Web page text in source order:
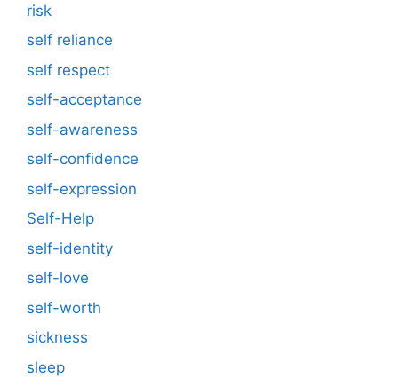
risk
self reliance
self respect
self-acceptance
self-awareness
self-confidence
self-expression
Self-Help
self-identity
self-love
self-worth
sickness
sleep